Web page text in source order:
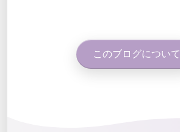
このブログについて